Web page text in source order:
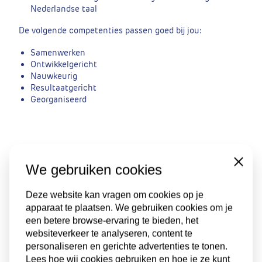
Nederlandse taal
De volgende competenties passen goed bij jou:
Samenwerken
Ontwikkelgericht
Nauwkeurig
Resultaatgericht
Georganiseerd
De Belastingdienst biedt een veilige en prettige
werkomgeving waar de ruimte geboden wordt ervaring,
kennis en talenten verder te ontwikkelen. Hierbij wordt
ondersteuning geboden door een teamleider, een
werkbegeleider en een interne jobcoach.
Inschaling in schaal 4 CAO Rijk, start bij € 12,86 per uur.
Werkdagen en -tijden worden in onderling overleg
We gebruiken cookies
Deze website kan vragen om cookies op je
apparaat te plaatsen. We gebruiken cookies om je
een betere browse-ervaring te bieden, het
websiteverkeer te analyseren, content te
personaliseren en gerichte advertenties te tonen.
Lees hoe wij cookies gebruiken en hoe je ze kunt
Close